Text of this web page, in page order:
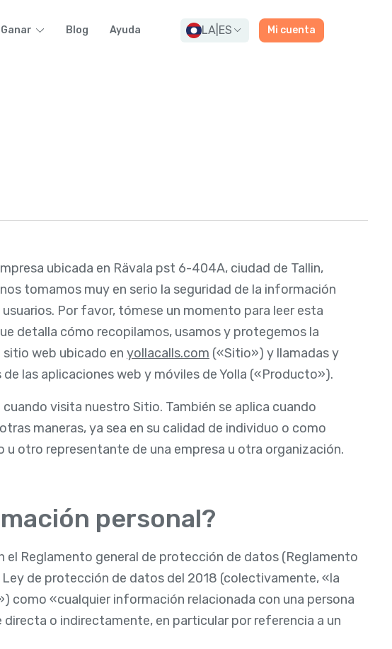
Ganar Blog Ayuda LA ES Mi cuenta
ubicada en Rävala pst 6-404A, ciudad de Tallin,
tomamos muy en serio la seguridad de la información
Por favor, tómese un momento para leer esta
detalla cómo recopilamos, usamos y protegemos la
web ubicado en yollacalls.com («Sitio») y llamadas y
las aplicaciones web y móviles de Yolla («Producto»).
visita nuestro Sitio. También se aplica cuando
maneras, ya sea en su calidad de individuo o como
otro representante de una empresa u otra organización.
personal?
el Reglamento general de protección de datos (Reglamento
Ley de protección de datos del 2018 (colectivamente, «la
como «cualquier información relacionada con una persona
o indirectamente, en particular por referencia a un